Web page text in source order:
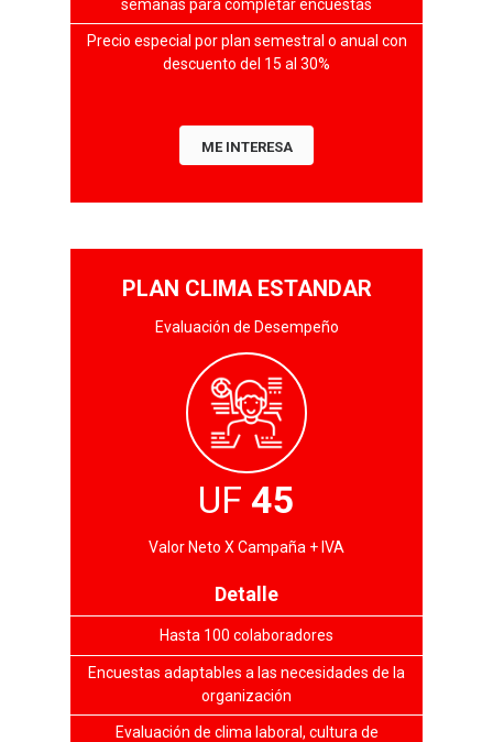
semanas para completar encuestas
Precio especial por plan semestral o anual con
descuento del 15 al 30%
ME INTERESA
PLAN CLIMA ESTANDAR
Evaluación de Desempeño
UF 45
Valor Neto X Campaña + IVA
Detalle
Hasta 100 colaboradores
Encuestas adaptables a las necesidades de la
organización
Evaluación de clima laboral, cultura de